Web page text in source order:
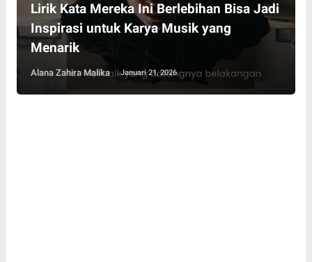
Lirik Kata Mereka Ini Berlebihan Bisa Jadi
Inspirasi untuk Karya Musik yang
Menarik
Alana Zahira Malika Januari 21, 2026